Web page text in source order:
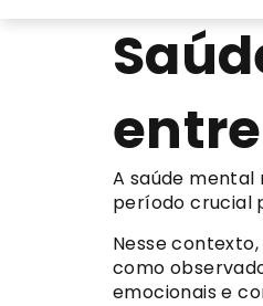
A saúde
período crucial
Nesse
como
emocionais e